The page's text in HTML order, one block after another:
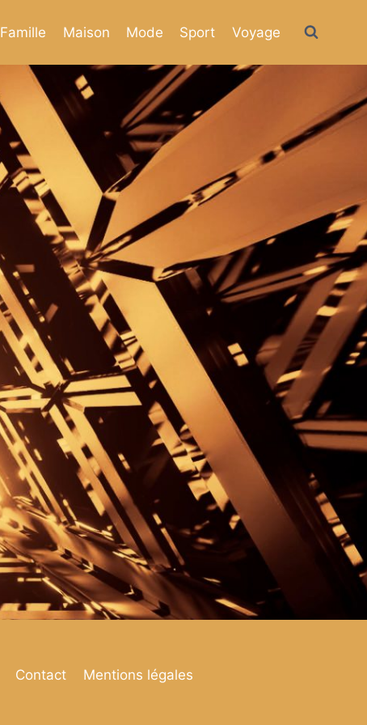
Famille Maison Mode Sport Voyage
Contact Mentions légales